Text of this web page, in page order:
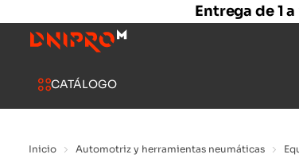
Entrega de 1
CATÁLOGO
Inicio Automotriz y herramientas neumáticas